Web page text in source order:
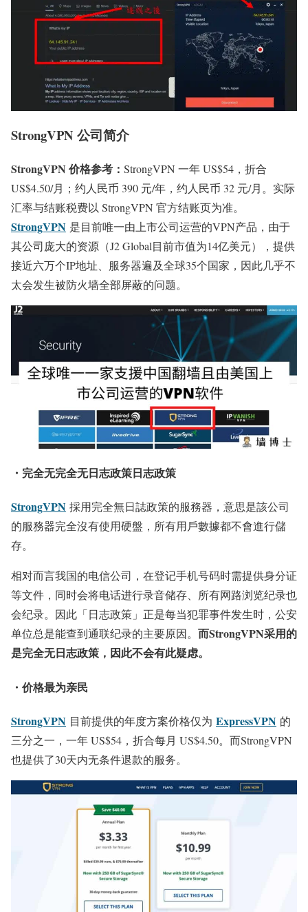
StrongVPN 公司简介
StrongVPN 价格参考： StrongVPN 一年 US$54，折合
US$4.50/月；约人民币 390 元/年，约人民币 32 元/月。实际
汇率与结账税费以 StrongVPN 官方结账页为准。
StrongVPN 是目前唯一由上市公司运营的VPN产品，由于
其公司庞大的资源（J2 Global目前市值为14亿美元），提供
接近六万个IP地址、服务器遍及全球35个国家，因此几乎不
太会发生被防火墙全部屏蔽的问题。
・完全无完全无日志政策日志政策
StrongVPN 採用完全無日誌政策的服務器，意思是該公司
的服務器完全沒有使用硬盤，所有用戶數據都不會進行儲
存。
相对而言我国的电信公司，在登记手机号码时需提供身分证
等文件，同时会将电话进行录音储存、所有网路浏览纪录也
会纪录。因此「日志政策」正是每当犯罪事件发生时，公安
单位总是能查到通联纪录的主要原因。 而StrongVPN采用的
是完全无日志政策，因此不会有此疑虑。
・价格最为亲民
StrongVPN 目前提供的年度方案价格仅为 ExpressVPN 的
三分之一，一年 US$54，折合每月 US$4.50。而StrongVPN
也提供了30天内无条件退款的服务。